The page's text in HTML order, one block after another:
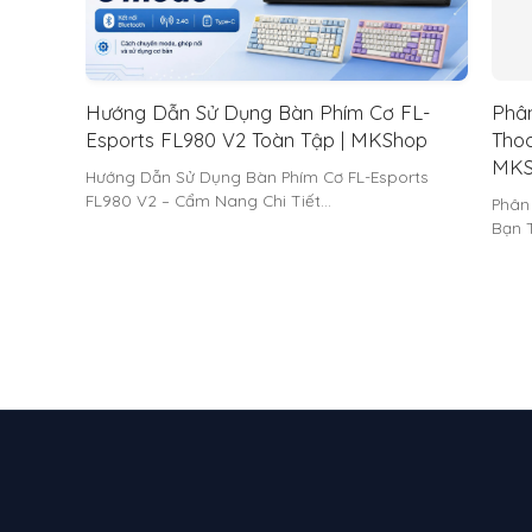
Hướng Dẫn Sử Dụng Bàn Phím Cơ FL-
Esports FL980 V2 Toàn Tập | MKShop
Hướng Dẫn Sử Dụng Bàn Phím Cơ FL-Esports
FL980 V2 – Cẩm Nang Chi Tiết…
Bạn